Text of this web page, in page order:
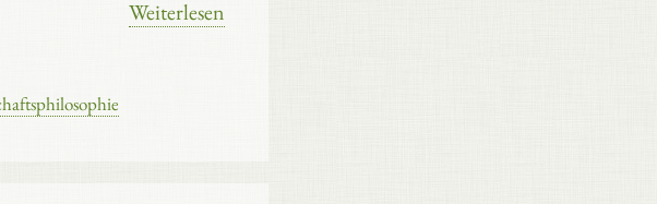
Weiterlesen